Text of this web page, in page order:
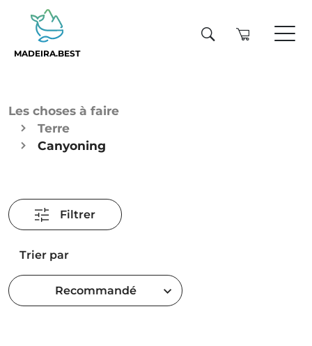
MADEIRA.BEST
Les choses à faire
Terre
Canyoning
Filtrer
Trier par
Recommandé